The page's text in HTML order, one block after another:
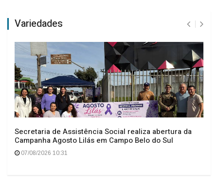
Variedades
Secretaria de Assistência Social realiza abertura da
Campanha Agosto Lilás em Campo Belo do Sul
07/08/2026 10:31